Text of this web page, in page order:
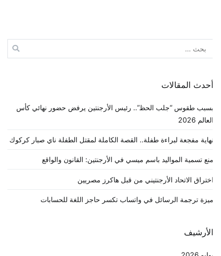
المقالات
طقوس “جلب الحظ”.. رئيس الأرجنتين يرفض حضور نهائي كأس
2026
مفجعة لبراءة طفلة.. القصة الكاملة لمقتل الطفلة ناي صبار كركوك
تسمية المواليد باسم ميسي في الأرجنتين: القانون والواقع
الاتحاد الأرجنتيني من قبل هاكرز مصريين
ترجمة الرسائل في واتساب تكسر حاجز اللغة للحسابات